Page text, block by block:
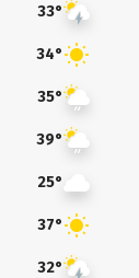
33°
34°
35°
39°
25°
37°
32°